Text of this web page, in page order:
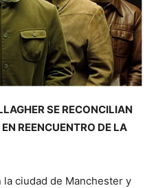
SE RECONCILIAN
REENCUENTRO DE LA
la ciudad de Manchester y